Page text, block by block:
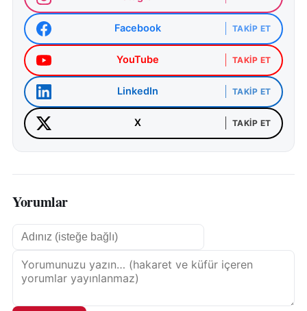
Facebook TAKIP ET
YouTube TAKIP ET
LinkedIn TAKIP ET
X TAKIP ET
Yorumlar